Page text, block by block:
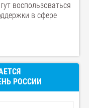
воспользоваться
в сфере
РОССИИ